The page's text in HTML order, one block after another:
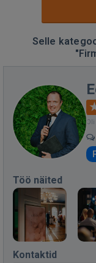
Selle
Töö näited
Kontaktid